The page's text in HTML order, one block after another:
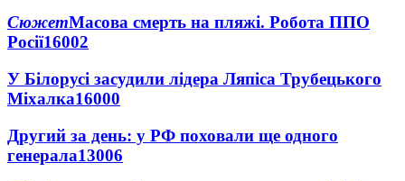
СюжетМасова смерть на пляжі. Робота ППО
Росії16002
У Білорусі засудили лідера Ляпіса Трубецького
Міхалка16000
Другий за день: у РФ поховали ще одного
генерала13006